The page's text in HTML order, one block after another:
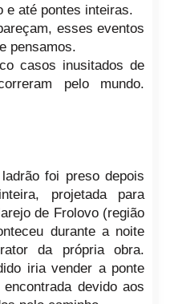
e até pontes inteiras.
esses eventos
pensamos.
casos inusitados de
pelo mundo.
foi preso depois
projetada para
de Frolovo (região
durante a noite
da própria obra.
iria vender a ponte
devido aos